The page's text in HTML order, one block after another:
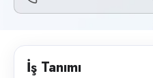
Başvuru kanalları
İlan açıklaması
İş Tanımı